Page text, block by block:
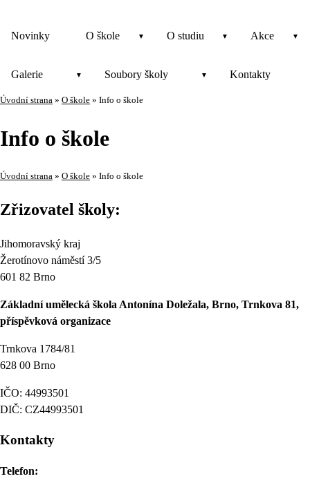
Novinky O škole O studiu Akce
Galerie Soubory školy Kontakty
Úvodní strana » O škole » Info o škole
Info o škole
Úvodní strana » O škole » Info o škole
Zřizovatel školy:
Jihomoravský kraj
Žerotínovo náměstí 3/5
601 82 Brno
Základní umělecká škola Antonína Doležala, Brno, Trnkova 81,
příspěvková organizace
Trnkova 1784/81
628 00 Brno
IČO: 44993501
DIČ: CZ44993501
Kontakty
Telefon: